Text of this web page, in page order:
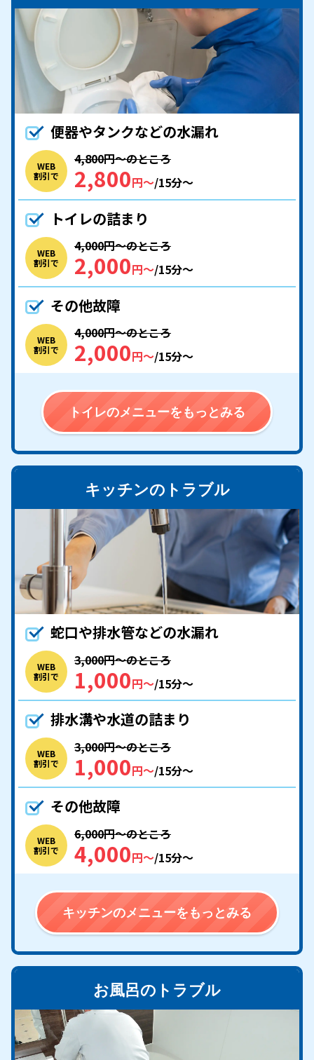
便器やタンクなどの水漏れ
WEB
割引で
4,800円〜のところ
2,800円〜/15分〜
トイレの詰まり
WEB
割引で
4,000円〜のところ
2,000円〜/15分〜
その他故障
WEB
割引で
4,000円〜のところ
2,000円〜/15分〜
トイレのメニューをもっとみる
キッチンのトラブル
蛇口や排水管などの水漏れ
WEB
割引で
3,000円〜のところ
1,000円〜/15分〜
排水溝や水道の詰まり
WEB
割引で
3,000円〜のところ
1,000円〜/15分〜
その他故障
WEB
割引で
6,000円〜のところ
4,000円〜/15分〜
キッチンのメニューをもっとみる
お風呂のトラブル